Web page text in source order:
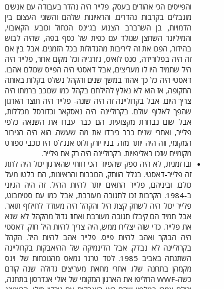
והפייסים הכי אהודים בעסק. פלייר היה נהדר בעבודה עם אנשים
מוגבלים בקרבות נהדרים. והראיונות שלהם והשוני העצום בין
הדמויות, בן השרברב הצנוע בג'ינס הכחול וכובע הקאובוי,
והמיליונר השחצן שנולד עם כפית של כסף בפה, שהיה לבוש
בהידור, הפכו את זה ליריבות מהגדולות בכל הזמנים. אבל בין אם
זה היה בפלורידה, סנט לואיס, ג'ורג'יה וכל מקום אחר, פלייר היה
היל שתמיד היו לו מעריצים, אבל דאסטי היה הפייס שכולם אהבו.
דאסטי היה כל כך אהוד במשך שנים והקהל נשלט בקלות באותה
התקופה, אז הוא לא נאלץ להילחם בקהל כמו שכוכב ברמתו היה
צריך היום. אבל בקרוליינה זה היה שונה- פלייר היה תוצר הארגון
שהפך לאלוף עולם. בקרוליינה היה נאסקאר וכדורסל מכללות,
אבל שום נבחרת מקצועית. הם כבר עברו את השנאה כלפי
פלייר, ואחרי שנים כבר כיבדו את מה שעשה. הוא היה הגיבור
המקומי, וזה היה יותר מזה. בניו יורק ולוס אנג'לס היו כוכבי ספורט
מקומיים שזכו באליפויות. בקרוליינה היה רק את פלייר.​
ובו זמנית, לא היה ספק שהפיוד הכי רווחי שהארגון יכול היה לתת
זה פלייר-דאסטי. בגלל הוותק, הכוכבות והראיונות, הם בלטו מעל
כולם. וביניהם, פלייר התאים יותר להיות ההיל. זה היה הגיוני
ב-1984. הקרבות זכו לתגובה מעורבת, אבל כמו עם סטימבוט,
פלייר יכול היה לשחק קצת היל והקהל היה מעודד לחילוף תואר.
אבל תמיד הם קיבלו תגובה מעורבת ואחוז גדול מהקהל לא שנא
את פלייר. כדי שזה יצליח ממש, היה צריך להיות היל חזק. דאסטי
היה הבוקר ואהב להיות פייס. פלייר אהב להיות היל. הקהל
בקרוליינה לא נבדק. אבל הדינמיקה של ההיאבקות בקרוליינה
השתנתה באביב 1985. לטד טרנר נמאס מהנוכחות של וינס
מקמהן בתחנה שלו. אחרי מחאת מעריצים גדולה שנה קודם
כשה-WWF החליפו את הארגון המקומי של אולי אנדרסון בתחנה,